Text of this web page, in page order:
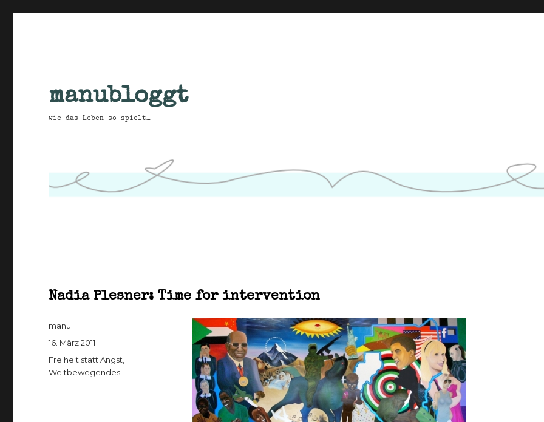
manubloggt
wie das Leben so spielt…
Nadia Plesner: Time for intervention
Autor
manu
Veröffentlicht
16. März 2011
Kategorien
Freiheit statt Angst
Weltbewegendes